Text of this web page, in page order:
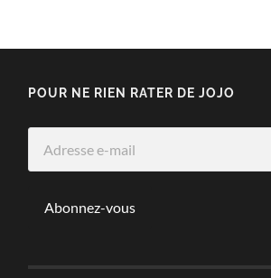
POUR NE RIEN RATER DE JOJO
Abonnez-vous